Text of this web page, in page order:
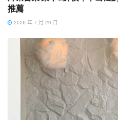
推薦
2026 年 7 月 29 日